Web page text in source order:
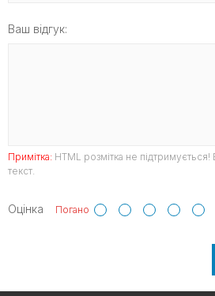
Ваш відгук:
Примітка: HTML розмітка не
текст.
Оцінка Погано